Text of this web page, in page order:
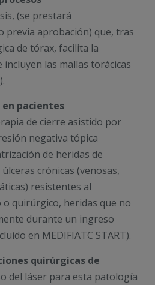
(se prestará
previa aprobación) que, tras
de tórax, facilita la
incluyen las mallas torácicas
en pacientes
de cierre asistido por
negativa tópica
de heridas de
crónicas (venosas,
resistentes al
quirúrgico, heridas que no
durante un ingreso
en MEDIFIATC START).
quirúrgicas de
del láser para esta patología